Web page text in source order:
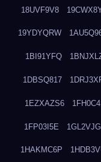
18UVF9V8
19YDYQRW
1BI91YFQ
1DBSQ817
1EZXAZS6
1FP03I5E
1HAKMC6P